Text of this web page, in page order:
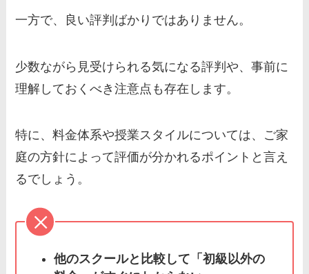
一方で、良い評判ばかりではありません。
少数ながら見受けられる気になる評判や、事前に
理解しておくべき注意点も存在します。
特に、料金体系や授業スタイルについては、ご家
庭の方針によって評価が分かれるポイントと言え
るでしょう。
他のスクールと比較して「初級以外の